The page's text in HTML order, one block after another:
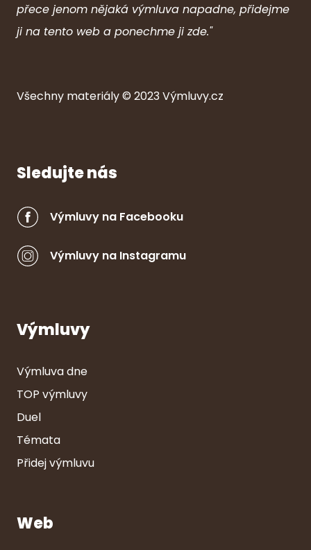
přece jenom nějaká výmluva napadne, přidejme
ji na tento web a ponechme ji zde."
Všechny materiály © 2023Výmluvy.cz
Sledujte nás
Výmluvy na Facebooku
Výmluvy na Instagramu
Výmluvy
Výmluva dne
TOP výmluvy
Duel
Témata
Přidej výmluvu
Web